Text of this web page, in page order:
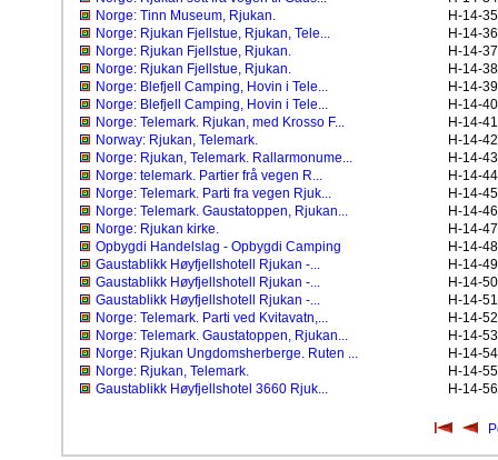
Norge: Tinn Museum, Rjukan.
H-14-35
Norge: Rjukan Fjellstue, Rjukan, Tele...
H-14-36
Norge: Rjukan Fjellstue, Rjukan.
H-14-37
Norge: Rjukan Fjellstue, Rjukan.
H-14-38
Norge: Blefjell Camping, Hovin i Tele...
H-14-39
Norge: Blefjell Camping, Hovin i Tele...
H-14-40
Norge: Telemark. Rjukan, med Krosso F...
H-14-41
Norway: Rjukan, Telemark.
H-14-42
Norge: Rjukan, Telemark. Rallarmonume...
H-14-43
Norge: telemark. Partier frå vegen R...
H-14-44
Norge: Telemark. Parti fra vegen Rjuk...
H-14-45
Norge: Telemark. Gaustatoppen, Rjukan...
H-14-46
Norge: Rjukan kirke.
H-14-47
Opbygdi Handelslag - Opbygdi Camping
H-14-48
Gaustablikk Høyfjellshotell Rjukan -...
H-14-49
Gaustablikk Høyfjellshotell Rjukan -...
H-14-50
Gaustablikk Høyfjellshotell Rjukan -...
H-14-51
Norge: Telemark. Parti ved Kvitavatn,...
H-14-52
Norge: Telemark. Gaustatoppen, Rjukan...
H-14-53
Norge: Rjukan Ungdomsherberge. Ruten ...
H-14-54
Norge: Rjukan, Telemark.
H-14-55
Gaustablikk Høyfjellshotel 3660 Rjuk...
H-14-56